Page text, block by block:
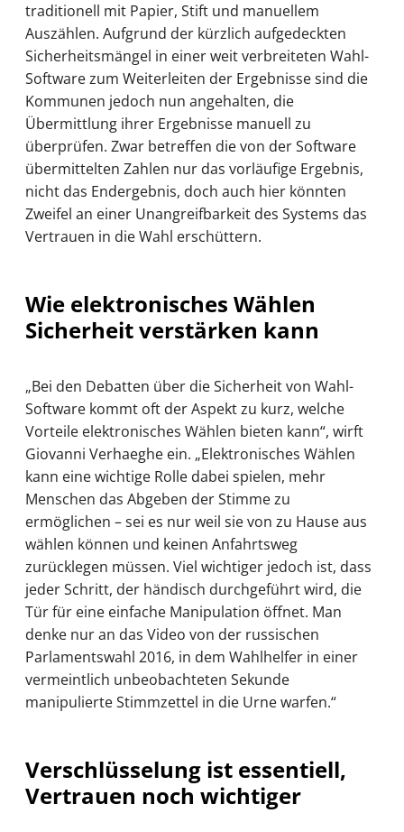
traditionell mit Papier, Stift und manuellem
Auszählen. Aufgrund der kürzlich aufgedeckten
Sicherheitsmängel in einer weit verbreiteten Wahl-
Software zum Weiterleiten der Ergebnisse sind die
Kommunen jedoch nun angehalten, die
Übermittlung ihrer Ergebnisse manuell zu
überprüfen. Zwar betreffen die von der Software
übermittelten Zahlen nur das vorläufige Ergebnis,
nicht das Endergebnis, doch auch hier könnten
Zweifel an einer Unangreifbarkeit des Systems das
Vertrauen in die Wahl erschüttern.
Wie elektronisches Wählen
Sicherheit verstärken kann
„Bei den Debatten über die Sicherheit von Wahl-
Software kommt oft der Aspekt zu kurz, welche
Vorteile elektronisches Wählen bieten kann“, wirft
Giovanni Verhaeghe ein. „Elektronisches Wählen
kann eine wichtige Rolle dabei spielen, mehr
Menschen das Abgeben der Stimme zu
ermöglichen – sei es nur weil sie von zu Hause aus
wählen können und keinen Anfahrtsweg
zurücklegen müssen. Viel wichtiger jedoch ist, dass
jeder Schritt, der händisch durchgeführt wird, die
Tür für eine einfache Manipulation öffnet. Man
denke nur an das Video von der russischen
Parlamentswahl 2016, in dem Wahlhelfer in einer
vermeintlich unbeobachteten Sekunde
manipulierte Stimmzettel in die Urne warfen.“
Verschlüsselung ist essentiell,
Vertrauen noch wichtiger